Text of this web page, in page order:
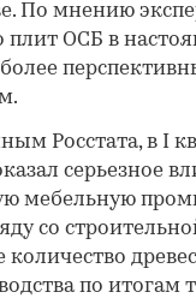
По мнению
плит ОСБ в
Росстата, в I
серьезное
мебельную
со
количество
по итогам